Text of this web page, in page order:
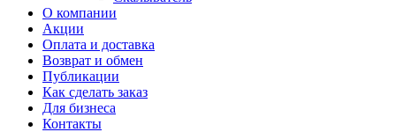
О компании
Акции
Оплата и доставка
Возврат и обмен
Публикации
Как сделать заказ
Для бизнеса
Контакты